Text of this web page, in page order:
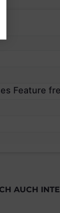
Feature
AUCH